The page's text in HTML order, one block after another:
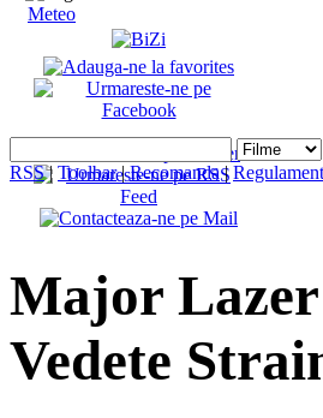
Meteo
RSS| Toolbar|Recomanda|
Major Lazer
Vedete